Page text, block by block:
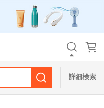
詳細検索
リセット